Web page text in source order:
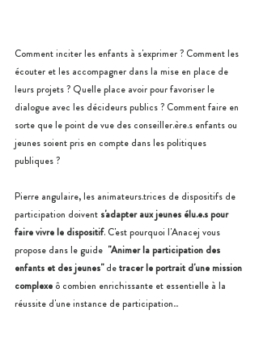
Comment inciter les enfants à s'exprimer ? Comment les
écouter et les accompagner dans la mise en place de
leurs projets ? Quelle place avoir pour favoriser le
dialogue avec les décideurs publics ? Comment faire en
sorte que le point de vue des conseiller.ère.s enfants ou
jeunes soient pris en compte dans les politiques
publiques ?
Pierre angulaire, les animateurs.trices de dispositifs de
participation doivent s'adapter aux jeunes élu.e.s pour
faire vivre le dispositif. C'est pourquoi l'Anacej vous
propose dans le guide "Animer la participation des
enfants et des jeunes" de tracer le portrait d'une mission
complexe ô combien enrichissante et essentielle à la
réussite d'une instance de participation...